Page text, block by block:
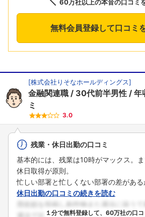
60万社以上の本音の口コミ
無料会員登録して口コミ
[株式会社りそなホールディングス]
金融関連職 30代前半男性 年
ミ
3.0
残業・休日出勤の口コミ
基本的には、残業は10時がマックス。
休日取得が原則。
忙しい部署と忙しくない部署の差があ
休日出勤の口コミの続きを読む
１分で無料登録して、60万社の口